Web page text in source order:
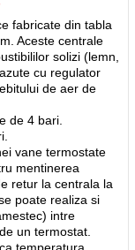
fabricate din tabla
Aceste centrale
solizi (lemn,
cu regulator
de aer de
de 4 bari.
vane termostate
mentinerea
retur la centrala la
poate realiza si
intre
un termostat.
temperatura